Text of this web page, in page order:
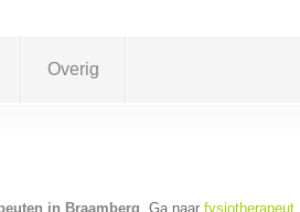
Overig
in Braamberg. Ga naar fysiotherapeut